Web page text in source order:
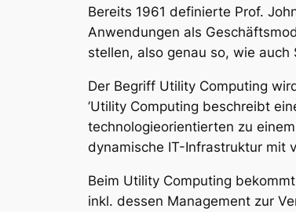
Bereits 1961 definierte Prof.
Anwendungen als
stellen, also genau so, wie
Der Begriff Utility Computing
’Utility Computing beschreibt
technologieorientierten zu
dynamische IT-Infrastruktur mit
Beim Utility Computing
inkl. dessen Management zur